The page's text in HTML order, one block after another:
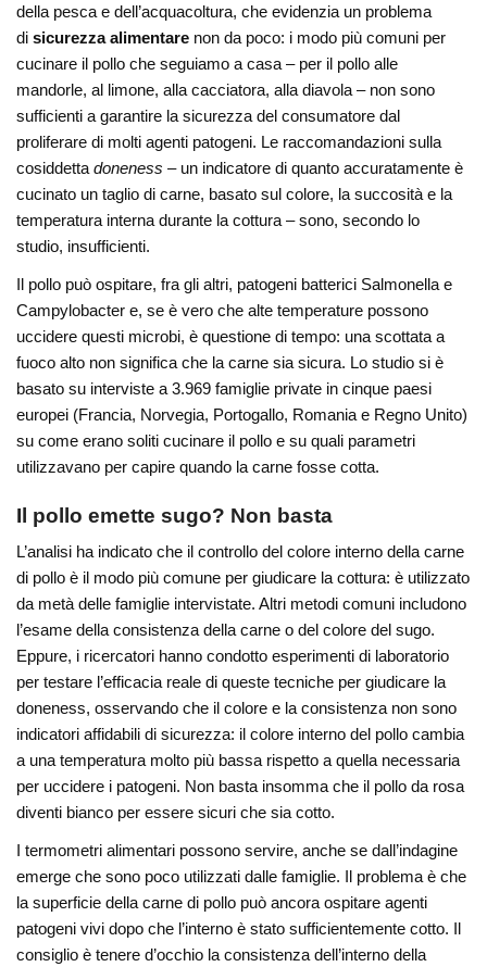
della pesca e dell’acquacoltura, che evidenzia un problema
disicurezza alimentare non da poco: i modo più comuni per
cucinare il pollo che seguiamo a casa – per il pollo alle
mandorle, al limone, alla cacciatora, alla diavola – non sono
sufficienti a garantire la sicurezza del consumatore dal
proliferare di molti agenti patogeni. Le raccomandazioni sulla
cosiddettadoneness – un indicatore di quanto accuratamente è
cucinato un taglio di carne, basato sul colore, la succosità e la
temperatura interna durante la cottura – sono, secondo lo
studio, insufficienti.
Il pollo può ospitare, fra gli altri, patogeni batterici Salmonella e
Campylobacter e, se è vero che alte temperature possono
uccidere questi microbi, è questione di tempo: una scottata a
fuoco alto non significa che la carne sia sicura. Lo studio si è
basato su interviste a 3.969 famiglie private in cinque paesi
europei (Francia, Norvegia, Portogallo, Romania e Regno Unito)
su come erano soliti cucinare il pollo e su quali parametri
utilizzavano per capire quando la carne fosse cotta.
Il pollo emette sugo? Non basta
L’analisi ha indicato che il controllo del colore interno della carne
di pollo è il modo più comune per giudicare la cottura: è utilizzato
da metà delle famiglie intervistate. Altri metodi comuni includono
l’esame della consistenza della carne o del colore del sugo.
Eppure, i ricercatori hanno condotto esperimenti di laboratorio
per testare l’efficacia reale di queste tecniche per giudicare la
doneness, osservando che il colore e la consistenza non sono
indicatori affidabili di sicurezza: il colore interno del pollo cambia
a una temperatura molto più bassa rispetto a quella necessaria
per uccidere i patogeni. Non basta insomma che il pollo da rosa
diventi bianco per essere sicuri che sia cotto.
I termometri alimentari possono servire, anche se dall’indagine
emerge che sono poco utilizzati dalle famiglie. Il problema è che
la superficie della carne di pollo può ancora ospitare agenti
patogeni vivi dopo che l’interno è stato sufficientemente cotto. Il
consiglio è tenere d’occhio la consistenza dell’interno della